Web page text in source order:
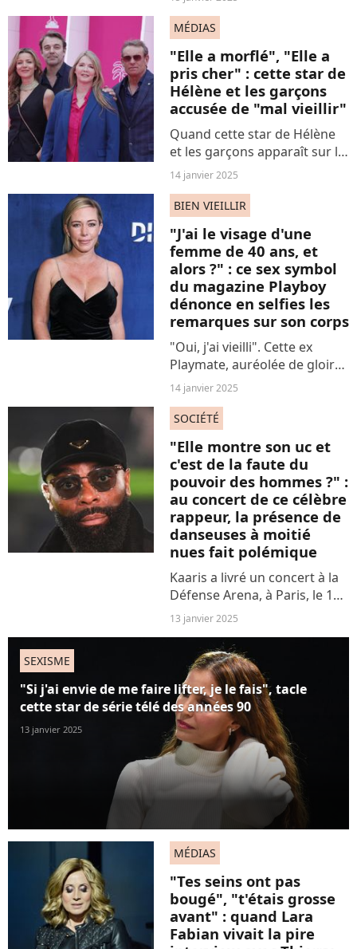
de concert relayés sur les
réseaux sociaux... Non, ce
n'est pas Madonna, mais une
chanteuse tout aussi...
MÉDIAS
"Elle a morflé", "Elle a
pris cher" : cette star de
Hélène et les garçons
accusée de "mal vieillir"
Quand cette star de Hélène
et les garçons apparaît sur le
tapis rouge, l'âgisme
également s'invite à la fête. Et
c'est nauséeux.
14 janvier 2025
BIEN VIEILLIR
"J'ai le visage d'une
femme de 40 ans, et
alors ?" : ce sex symbol
du magazine Playboy
dénonce en selfies les
remarques sur son corps
"Oui, j'ai vieilli". Cette ex
Playmate, auréolée de gloire
pour sa collaboration avec le
célèbre magazine érotique
de Hugh Hefner, assume plus
que jamais son âge, et
dégomme les malotrus...
14 janvier 2025
SOCIÉTÉ
"Elle montre son uc et
c'est de la faute du
pouvoir des hommes ?" :
au concert de ce célèbre
rappeur, la présence de
danseuses à moitié
nues fait polémique
Kaaris a livré un concert à la
Défense Arena, à Paris, le 11
janvier. Sur les réseaux
sociaux, plusieurs passages
mettant en scène des
danseuses en tenue sexy et
des barres de pole...
13 janvier 2025
SEXISME
"Si j'ai envie de me faire lifter, je le fais", tacle
cette star de série télé des années 90
13 janvier 2025
MÉDIAS
"Tes seins ont pas
bougé", "t'étais grosse
avant" : quand Lara
Fabian vivait la pire